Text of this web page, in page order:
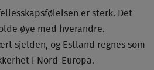
er sterk. Det
øye med hverandre.
sjelden, og Estland regnes som
i Nord-Europa.